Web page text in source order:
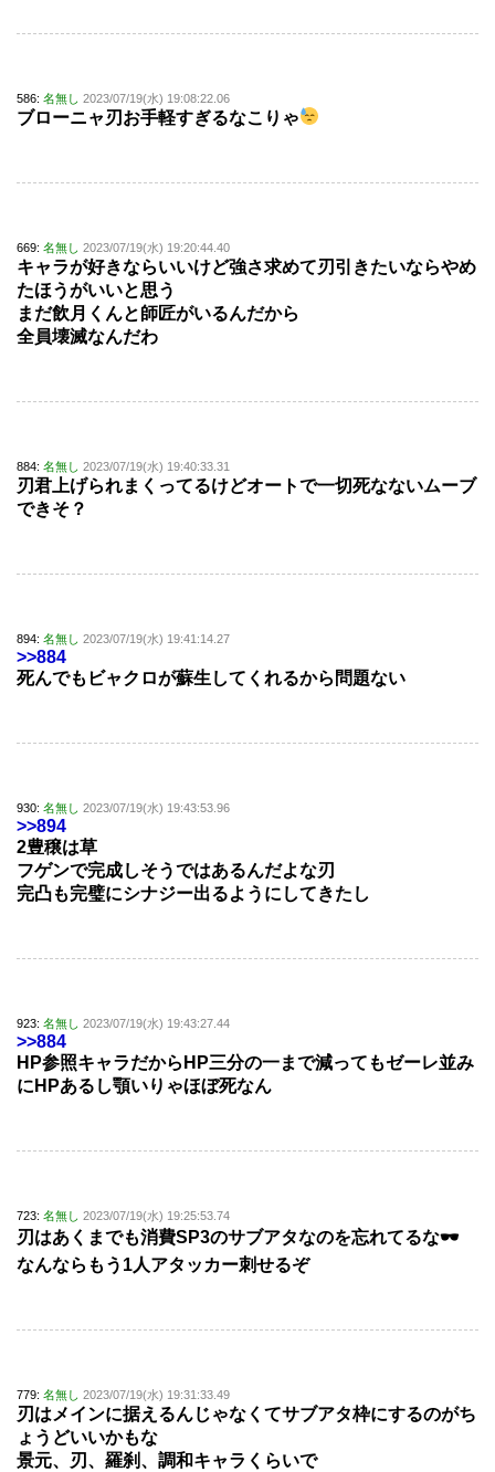
586: 名無し 2023/07/19(水) 19:08:22.06
ブローニャ刃お手軽すぎるなこりゃ
669: 名無し 2023/07/19(水) 19:20:44.40
キャラが好きならいいけど強さ求めて刃引きたいならやめ
たほうがいいと思う
まだ飲月くんと師匠がいるんだから
全員壊滅なんだわ
884: 名無し 2023/07/19(水) 19:40:33.31
刃君上げられまくってるけどオートで一切死なないムーブ
できそ？
894: 名無し 2023/07/19(水) 19:41:14.27
>>884
死んでもビャクロが蘇生してくれるから問題ない
930: 名無し 2023/07/19(水) 19:43:53.96
>>894
2豊穣は草
フゲンで完成しそうではあるんだよな刃
完凸も完璧にシナジー出るようにしてきたし
923: 名無し 2023/07/19(水) 19:43:27.44
>>884
HP参照キャラだからHP三分の一まで減ってもゼーレ並み
にHPあるし顎いりゃほぼ死なん
723: 名無し 2023/07/19(水) 19:25:53.74
刃はあくまでも消費SP3のサブアタなのを忘れてるな🕶
なんならもう1人アタッカー刺せるぞ
779: 名無し 2023/07/19(水) 19:31:33.49
刃はメインに据えるんじゃなくてサブアタ枠にするのがち
ょうどいいかもな
景元、刃、羅刹、調和キャラくらいで